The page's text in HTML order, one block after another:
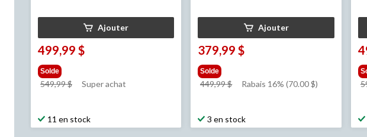
Ajouter
499,99 $
Solde
549,99 $
prix
Super achat
11 en stock
Ajouter
379,99 $
Solde
449,99 $
prix
Rabais 16% (70.00 $)
3 en stock